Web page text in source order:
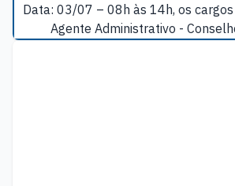
Data: 03/07 – 08h às 14h, os
Agente Administrativo -